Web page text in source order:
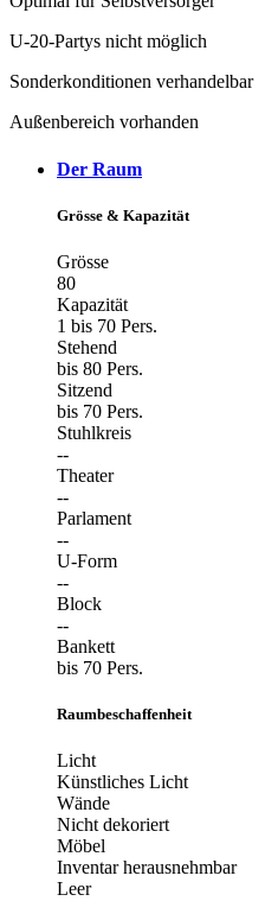
U-20-Partys nicht möglich
Sonderkonditionen verhandelbar
Außenbereich vorhanden
Der Raum
Grösse & Kapazität
Grösse
80
Kapazität
1 bis 70 Pers.
Stehend
bis 80 Pers.
Sitzend
bis 70 Pers.
Stuhlkreis
--
Theater
--
Parlament
--
U-Form
--
Block
--
Bankett
bis 70 Pers.
Raumbeschaffenheit
Licht
Künstliches Licht
Wände
Nicht dekoriert
Möbel
Inventar herausnehmbar
Leer